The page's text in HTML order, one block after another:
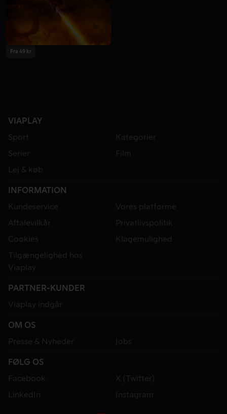
Fra 49 kr
VIAPLAY
Sport
Kategorier
Serier
Film
Lej & køb
INFORMATION
Kundeservice
Vores platforme
Aftalevilkår
Privatlivspolitik
Cookies
Klagemulighed
Tilgængelighed hos
Viaplay
PARTNER-KUNDER
Viaplay indgår
OM OS
Presse & Nyheder
Jobs
FØLG OS
Facebook
X (Twitter)
LinkedIn
Instagram